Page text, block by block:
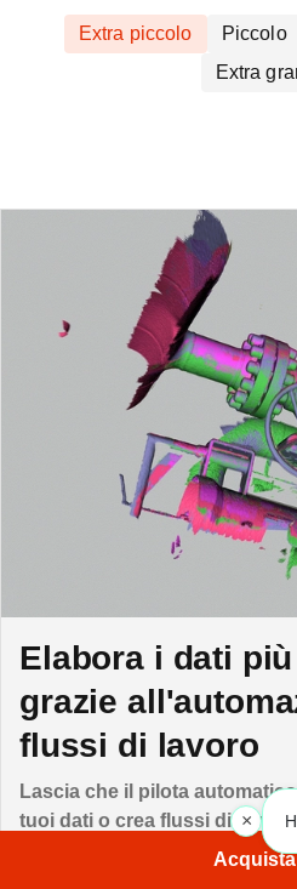
Extra piccolo Piccolo
Extra
Elabora i dati
grazie
flussi di lavoro
Lascia che il pilota
tuoi dati o crea flussi di lavoro
automaticamente modelli 3D
Hi! What is
×